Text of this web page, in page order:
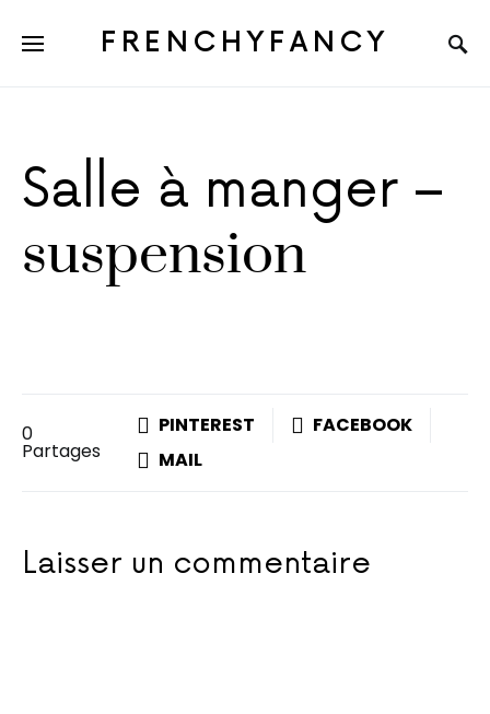
FRENCHYFANCY
Salle à manger –
suspension
0
Partages
PINTEREST
FACEBOOK
MAIL
Laisser un commentaire